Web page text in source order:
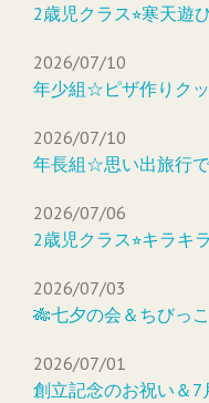
2歳児クラス⭐︎寒天遊
2026/07/10
年少組☆ピザ作りク
2026/07/10
年長組☆思い出旅行
2026/07/06
2歳児クラス⭐︎キラ
2026/07/03
🎋七夕の会＆ちびっ
2026/07/01
創立記念のお祝い＆